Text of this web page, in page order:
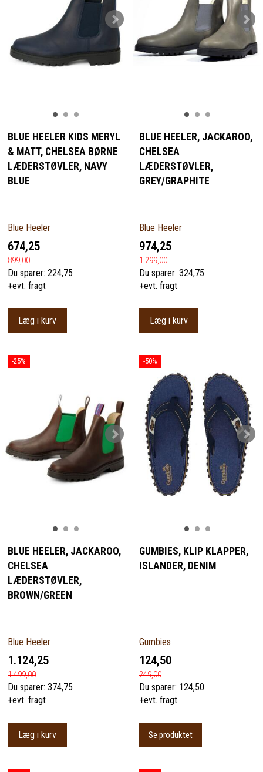
BLUE HEELER KIDS MERYL
& MATT, CHELSEA BØRNE
LÆDERSTØVLER, NAVY
BLUE
Blue Heeler
674,25
899,00
Du sparer: 224,75
+evt. fragt
Læg i kurv
BLUE HEELER, JACKAROO,
CHELSEA
LÆDERSTØVLER,
GREY/GRAPHITE
Blue Heeler
974,25
1.299,00
Du sparer: 324,75
+evt. fragt
Læg i kurv
-25%
BLUE HEELER, JACKAROO,
CHELSEA
LÆDERSTØVLER,
BROWN/GREEN
Blue Heeler
1.124,25
1.499,00
Du sparer: 374,75
+evt. fragt
Læg i kurv
-50%
GUMBIES, KLIP KLAPPER,
ISLANDER, DENIM
Gumbies
124,50
249,00
Du sparer: 124,50
+evt. fragt
Se produktet